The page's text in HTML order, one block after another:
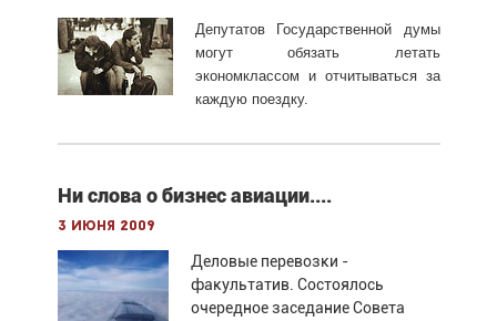
Депутатов Государственной думы
могут обязать летать
экономклассом и отчитываться за
каждую поездку.
Ни слова о бизнес авиации....
3 июня 2009
Деловые перевозки -
факультатив. Состоялось
очередное заседание Совета